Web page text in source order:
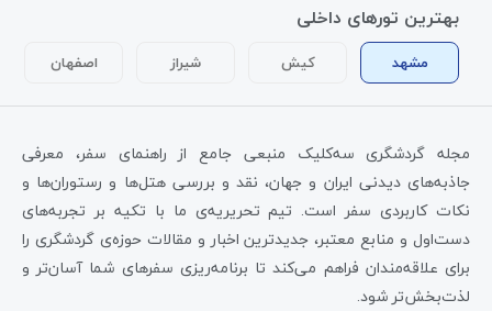
بهترین تورهای داخلی
مشهد کیش شیراز اصفهان
مجله گردشگری سه‌کلیک منبعی جامع از راهنمای سفر، معرفی
جاذبه‌های دیدنی ایران و جهان، نقد و بررسی هتل‌ها و رستوران‌ها و
نکات کاربردی سفر است. تیم تحریریه‌ی ما با تکیه بر تجربه‌های
دست‌اول و منابع معتبر، جدیدترین اخبار و مقالات حوزه‌ی گردشگری را
برای علاقه‌مندان فراهم می‌کند تا برنامه‌ریزی سفرهای شما آسان‌تر و
لذت‌بخش‌تر شود.